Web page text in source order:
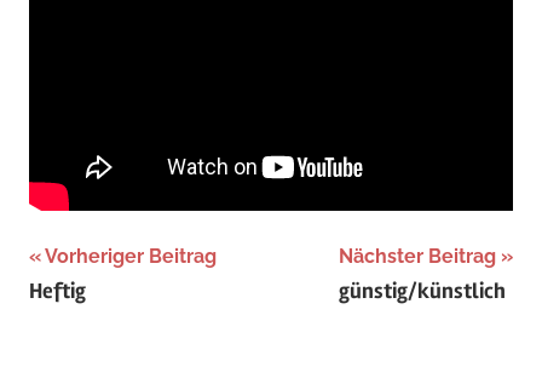
Beitragsnavigation
Vorheriger Beitrag
Heftig
Nächster Beitrag
günstig/künstlich